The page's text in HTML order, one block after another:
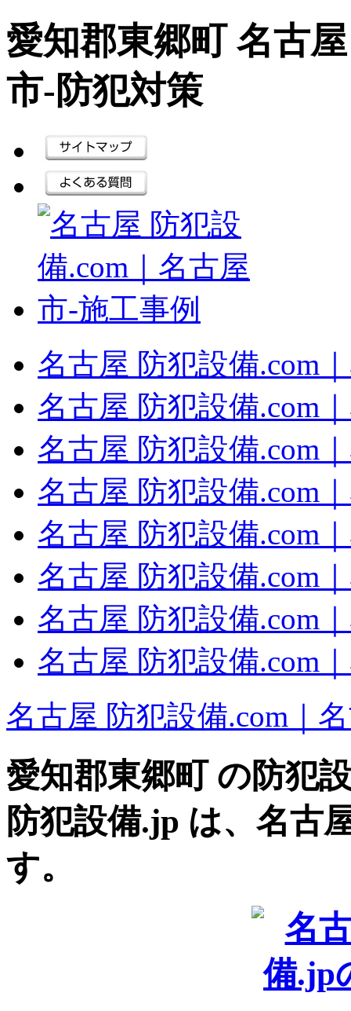
愛知郡東郷町 名古
市‐防犯対策
名古屋 防犯設備.com
名古屋 防犯設備.com
名古屋 防犯設備.com
名古屋 防犯設備.com
名古屋 防犯設備.com
名古屋 防犯設備.com
名古屋 防犯設備.com
名古屋 防犯設備.com
名古屋 防犯設備.com｜
愛知郡東郷町の防犯
防犯設備.jp は、名古
す。